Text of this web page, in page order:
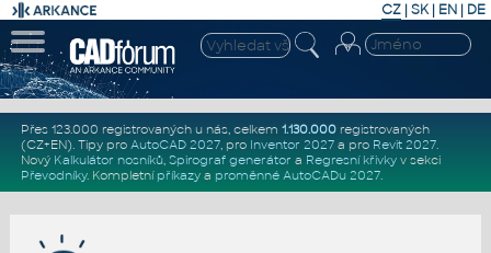
CZ | SK| EN | DE
Přes 123.000 registrovaných u nás, celkem 1.130.000registrovaných
(CZ+EN). Tipy pro AutoCAD 2027, pro Inventor 2027a pro Revit 2027.
Nový Kalkulátor nosníků, Spirograf generátor a Regresní křivkyv sekci
Převodníky. Kompletní příkazya proměnné AutoCADu 2027.